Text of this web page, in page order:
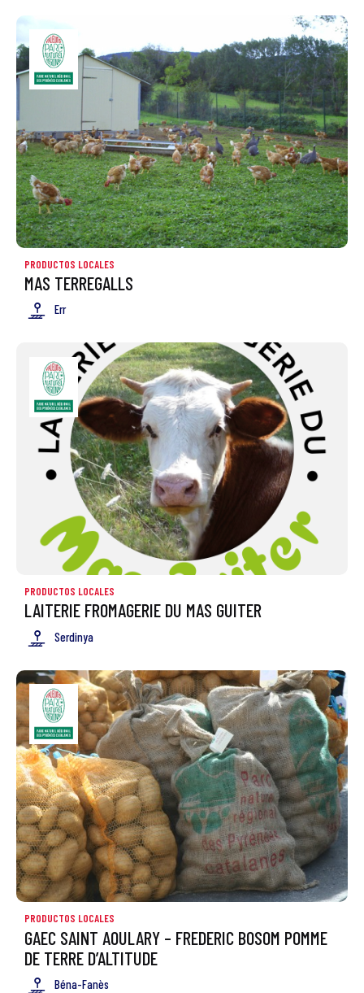
PRODUCTOS LOCALES
MAS TERREGALLS
Err
PRODUCTOS LOCALES
LAITERIE FROMAGERIE DU MAS GUITER
Serdinya
PRODUCTOS LOCALES
GAEC SAINT AOULARY – FREDERIC BOSOM POMME
DE TERRE D’ALTITUDE
Béna-Fanès